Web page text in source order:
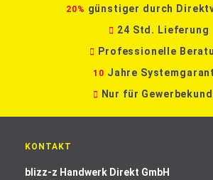
20% günstiger durch
24 Std. Lieferung
Professionelle
10 Jahre
Nur für
KONTAKT
blizz-z Handwerk Direkt GmbH